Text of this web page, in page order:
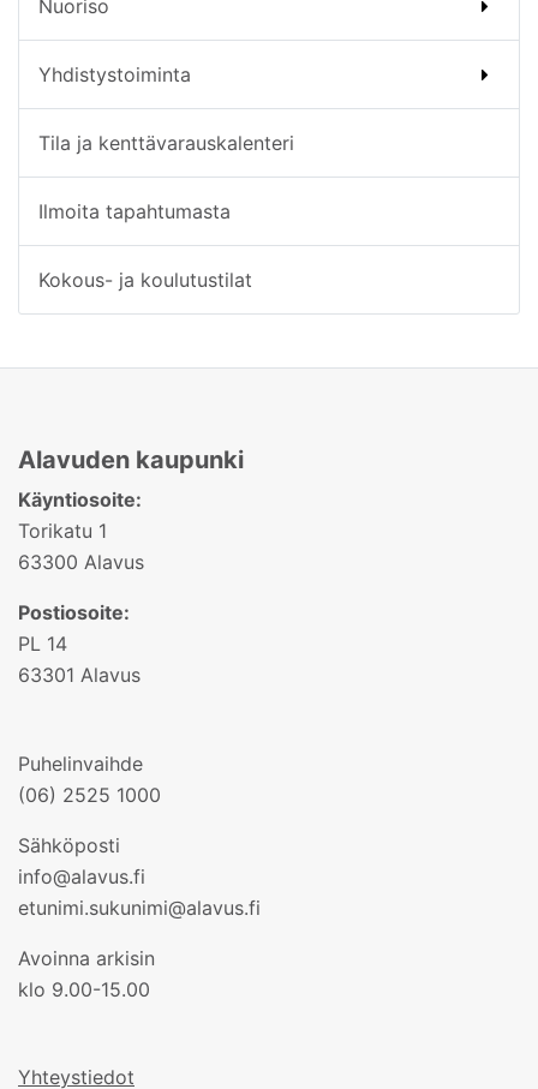
Nuoriso
Yhdistystoiminta
Tila ja kenttävarauskalenteri
Ilmoita tapahtumasta
Kokous- ja koulutustilat
Alavuden kaupunki
Käyntiosoite:
Torikatu 1
63300 Alavus
Postiosoite:
PL 14
63301 Alavus
Puhelinvaihde
(06) 2525 1000
Sähköposti
info@alavus.fi
etunimi.sukunimi@alavus.fi
Avoinna arkisin
klo 9.00-15.00
Yhteystiedot